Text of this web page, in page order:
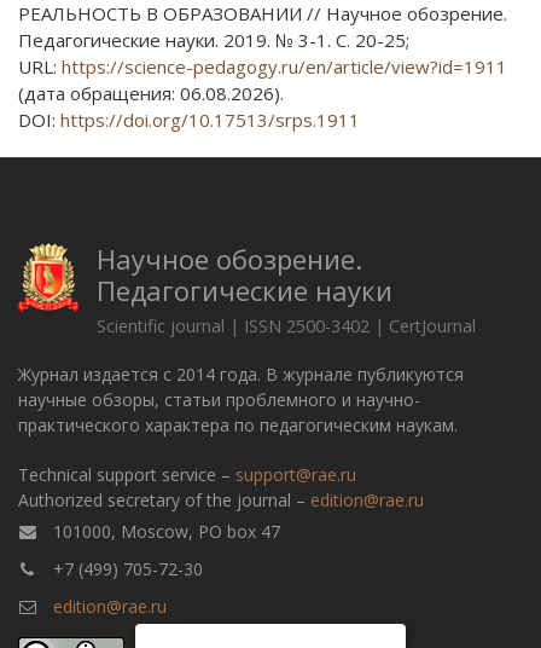
РЕАЛЬНОСТЬ В ОБРАЗОВАНИИ // Научное обозрение.
Педагогические науки. 2019. № 3-1. С. 20-25;
URL: https://science-pedagogy.ru/en/article/view?id=1911
(дата обращения: 06.08.2026).
DOI: https://doi.org/10.17513/srps.1911
Научное обозрение.
Педагогические науки
Scientific journal | ISSN 2500-3402 | CertJournal
Журнал издается с 2014 года. В журнале публикуются
научные обзоры, статьи проблемного и научно-
практического характера по педагогическим наукам.
Technical support service – support@rae.ru
Authorized secretary of the journal – edition@rae.ru
101000, Moscow, PO box 47
+7 (499) 705-72-30
edition@rae.ru